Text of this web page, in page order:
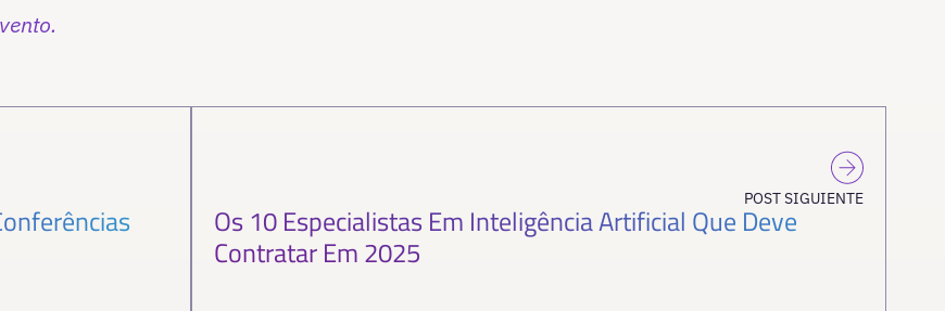
POST SIGUIENTE
Os 10 Especialistas Em Inteligência Artificial Que Deve
Contratar Em 2025